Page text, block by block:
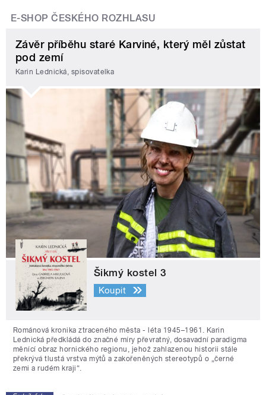
E-SHOP ČESKÉHO ROZHLASU
Závěr příběhu staré Karviné, který měl zůstat
pod zemí
Karin Lednická, spisovatelka
Šikmý kostel 3
Koupit
Románová kronika ztraceného města - léta 1945–1961. Karin
Lednická předkládá do značné míry převratný, dosavadní paradigma
měnící obraz hornického regionu, jehož zahlazenou historii stále
překrývá tlustá vrstva mýtů a zakořeněných stereotypů o „černé
zemi a rudém kraji“.